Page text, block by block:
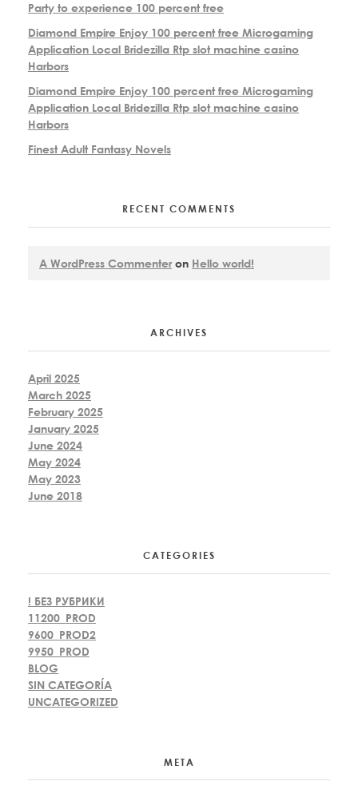
Party to experience 100 percent free
Diamond Empire Enjoy 100 percent free Microgaming
Application Local Bridezilla Rtp slot machine casino
Harbors
Diamond Empire Enjoy 100 percent free Microgaming
Application Local Bridezilla Rtp slot machine casino
Harbors
Finest Adult Fantasy Novels
RECENT COMMENTS
A WordPress Commenteron Hello world!
ARCHIVES
April 2025
March 2025
February 2025
January 2025
June 2024
May 2024
May 2023
June 2018
CATEGORIES
! БЕЗ РУБРИКИ
11200_PROD
9600_PROD2
9950_PROD
BLOG
SIN CATEGORÍA
UNCATEGORIZED
META